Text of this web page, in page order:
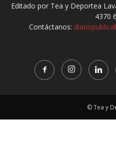
Editado por Tea y Deportea
4370
Contáctanos:
© Tea y